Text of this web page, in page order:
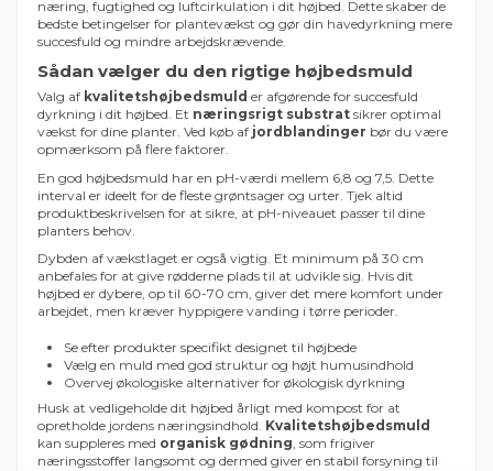
næring, fugtighed og luftcirkulation i dit højbed. Dette skaber de
bedste betingelser for plantevækst og gør din havedyrkning mere
succesfuld og mindre arbejdskrævende.
Sådan vælger du den rigtige højbedsmuld
Valg af kvalitetshøjbedsmuld er afgørende for succesfuld
dyrkning i dit højbed. Et næringsrigt substrat sikrer optimal
vækst for dine planter. Ved køb af jordblandinger bør du være
opmærksom på flere faktorer.
En god højbedsmuld har en pH-værdi mellem 6,8 og 7,5. Dette
interval er ideelt for de fleste grøntsager og urter. Tjek altid
produktbeskrivelsen for at sikre, at pH-niveauet passer til dine
planters behov.
Dybden af vækstlaget er også vigtig. Et minimum på 30 cm
anbefales for at give rødderne plads til at udvikle sig. Hvis dit
højbed er dybere, op til 60-70 cm, giver det mere komfort under
arbejdet, men kræver hyppigere vanding i tørre perioder.
Se efter produkter specifikt designet til højbede
Vælg en muld med god struktur og højt humusindhold
Overvej økologiske alternativer for økologisk dyrkning
Husk at vedligeholde dit højbed årligt med kompost for at
opretholde jordens næringsindhold. Kvalitetshøjbedsmuld
kan suppleres med organisk gødning, som frigiver
næringsstoffer langsomt og dermed giver en stabil forsyning til